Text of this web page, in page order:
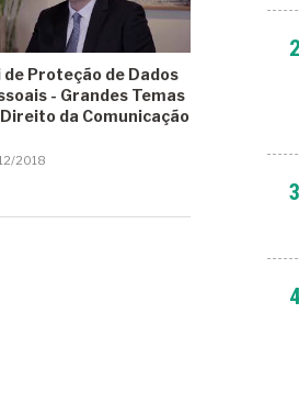
de Proteção de Dados
- Grandes Temas
da Comunicação
2018